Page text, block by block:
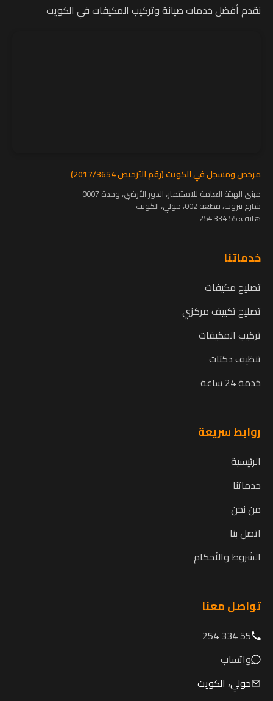
نقدم أفضل خدمات صيانة وتركيب المكيفات في الكويت
مرخص ومسجل في الكويت (رقم الترخيص 2017/3654)
مبنى الهيئة العامة للاستثمار، الدور الأرضي، وحدة 0007
شارع بيروت، قطعة 002، حولي، الكويت
هاتف:55 334 254
خدماتنا
تصليح مكيفات
تصليح تكييف مركزي
تركيب المكيفات
تنظيف دكتات
خدمة 24 ساعة
روابط سريعة
الرئيسية
خدماتنا
من نحن
اتصل بنا
الشروط والأحكام
تواصل معنا
55 334 254
واتساب
حولي، الكويت